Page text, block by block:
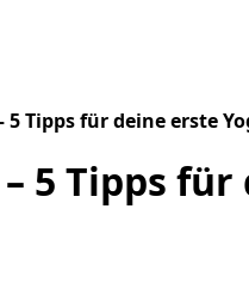
5 Tipps für deine erste
5 Tipps